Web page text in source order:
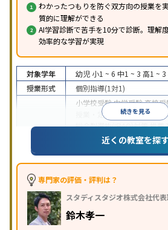
わかったつもりを防ぐ双方向の授業を
質的に理解ができる
AI学習診断で苦手を10分で診断。理解
効率的な学習が実現
続きを見る
対象学年 幼児 小1 ~ 6 中1 ~ 3 高1 ~ 3
授業形式
個別指導(1対1)
小学校受験中学受験高校受
授業・定期テスト対策
内申
総合型選抜(旧AO)対策推薦
国公立大対策私大対策
語・英会話特化対策その他
特徴
中高一貫校生に対応
応
学習にPC・タブレットを
科目から受講可能季節講習
の子どもに対応
※2023年3月調査。
近くの教室を探す
専門家の評価・評判は？
スタディスタジオ株式会社代
鈴木孝一